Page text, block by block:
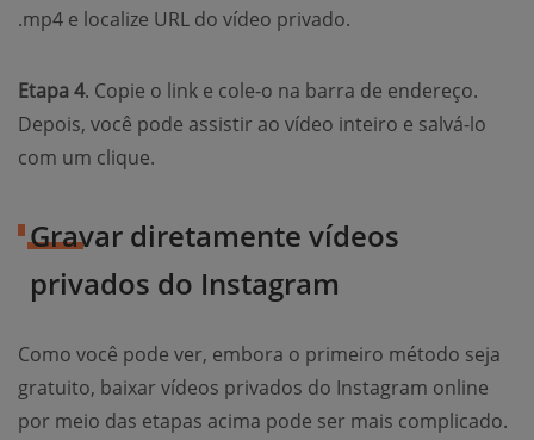
.mp4 e localize URL do vídeo privado.
Etapa 4. Copie o link e cole-o na barra de endereço.
Depois, você pode assistir ao vídeo inteiro e salvá-lo
com um clique.
Gravar diretamente vídeos
privados do Instagram
Como você pode ver, embora o primeiro método seja
gratuito, baixar vídeos privados do Instagram online
por meio das etapas acima pode ser mais complicado.